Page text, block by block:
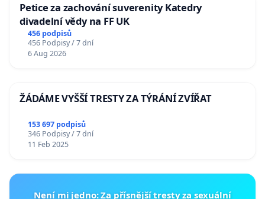
Petice za zachování suverenity Katedry
divadelní vědy na FF UK
456 podpisů
456 Podpisy / 7 dní
6 Aug 2026
ŽÁDÁME VYŠŠÍ TRESTY ZA TÝRÁNÍ ZVÍŘAT
153 697 podpisů
346 Podpisy / 7 dní
11 Feb 2025
Není mi jedno: Za přísnější tresty za sexuální